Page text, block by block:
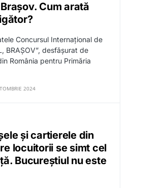
Cum arată
Concursul Internațional de
BRAŞOV”, desfășurat de
România pentru Primăria
2024
și cartierele din
locuitorii se simt cel
Bucureștiul nu este